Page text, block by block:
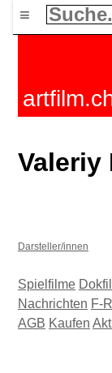
≡
Valeriy
Darsteller/innen
Spielfilme
Nachrichten F-
AGB Kaufen